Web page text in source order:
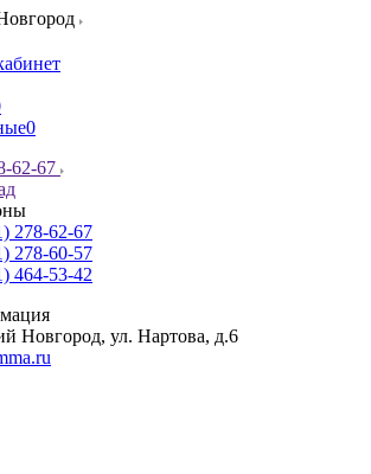
0
62-67
278-62-67
278-60-57
464-53-42
Новгород, ул. Нартова, д.6